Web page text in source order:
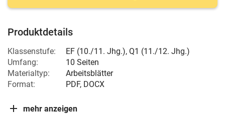
Produktdetails
Klassenstufe: EF (10./11. Jhg.), Q1 (11./12. Jhg.)
Umfang:
10 Seiten
Materialtyp:
Arbeitsblätter
Format:
PDF, DOCX
mehr anzeigen